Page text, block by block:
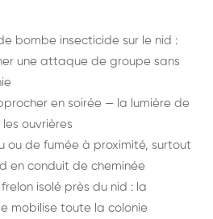
bombe insecticide sur le nid :
une attaque de groupe sans
en soirée — la lumière de
ouvrières
ou de fumée à proximité, surtout
en conduit de cheminée
isolé près du nid : la
mobilise toute la colonie